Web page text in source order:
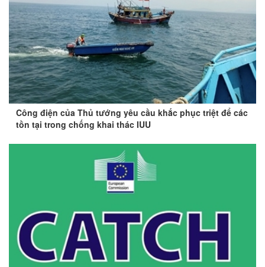
Công điện của Thủ tướng yêu cầu khắc phục triệt để các
tồn tại trong chống khai thác IUU